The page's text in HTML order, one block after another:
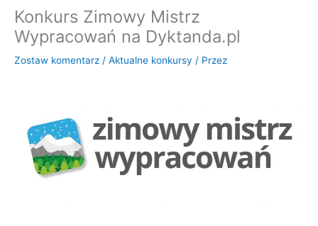
Konkurs Zimowy Mistrz
Wypracowań na Dyktanda.pl
Zostaw komentarz / Aktualne konkursy / Przez